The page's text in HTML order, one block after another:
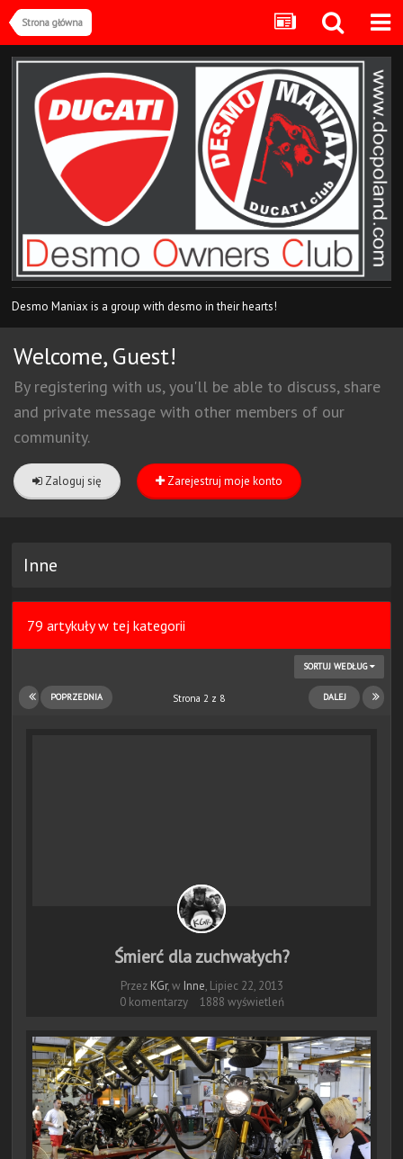
Strona główna
Desmo Maniax is a group with desmo in their hearts!
Welcome, Guest!
By registering with us, you'll be able to discuss, share
and private message with other members of our
community.
Zaloguj się Zarejestruj moje konto
Inne
79 artykuły w tej kategorii
SORTUJ WEDŁUG
POPRZEDNIA DALEJ
Strona 2 z 8
Śmierć dla zuchwałych?
Przez KGr, w Inne, Lipiec 22, 2013
0 komentarzy
1888 wyświetleń